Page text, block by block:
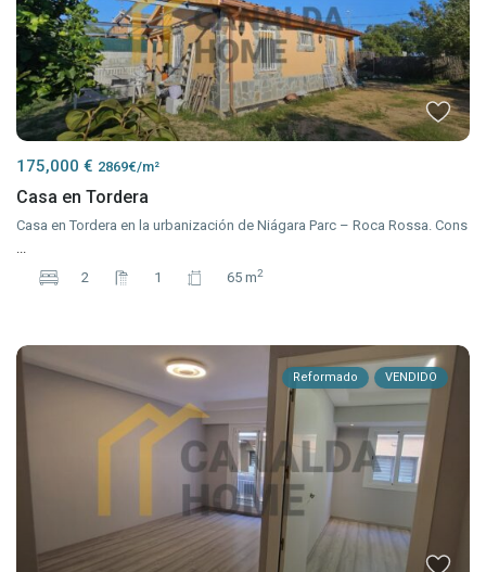
175,000 € 2869€/m²
Casa en Tordera
Casa en Tordera en la urbanización de Niágara Parc – Roca Rossa. Cons
...
2
1 65 m2
Reformado VENDIDO